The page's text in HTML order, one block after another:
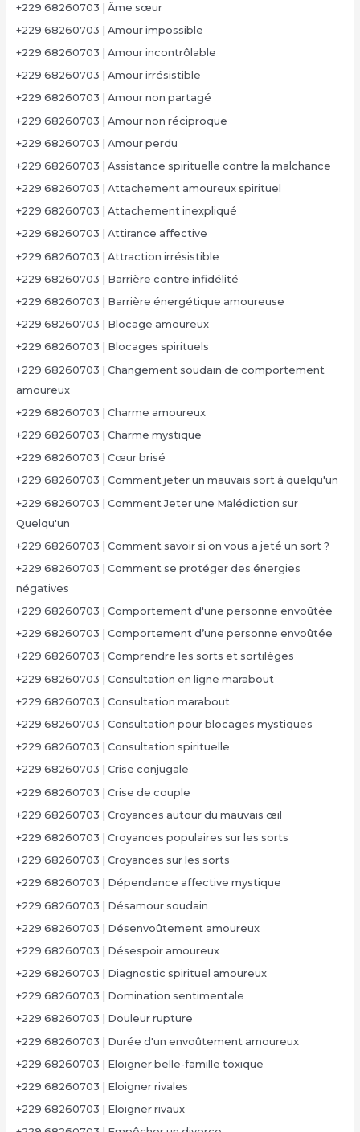
+229 68260703 | Âme sœur
+229 68260703 | Amour impossible
+229 68260703 | Amour incontrôlable
+229 68260703 | Amour irrésistible
+229 68260703 | Amour non partagé
+229 68260703 | Amour non réciproque
+229 68260703 | Amour perdu
+229 68260703 | Assistance spirituelle contre la malchance
+229 68260703 | Attachement amoureux spirituel
+229 68260703 | Attachement inexpliqué
+229 68260703 | Attirance affective
+229 68260703 | Attraction irrésistible
+229 68260703 | Barrière contre infidélité
+229 68260703 | Barrière énergétique amoureuse
+229 68260703 | Blocage amoureux
+229 68260703 | Blocages spirituels
+229 68260703 | Changement soudain de comportement
amoureux
+229 68260703 | Charme amoureux
+229 68260703 | Charme mystique
+229 68260703 | Cœur brisé
+229 68260703 | Comment jeter un mauvais sort à quelqu'un
+229 68260703 | Comment Jeter une Malédiction sur
Quelqu'un
+229 68260703 | Comment savoir si on vous a jeté un sort ?
+229 68260703 | Comment se protéger des énergies
négatives
+229 68260703 | Comportement d'une personne envoûtée
+229 68260703 | Comportement d’une personne envoûtée
+229 68260703 | Comprendre les sorts et sortilèges
+229 68260703 | Consultation en ligne marabout
+229 68260703 | Consultation marabout
+229 68260703 | Consultation pour blocages mystiques
+229 68260703 | Consultation spirituelle
+229 68260703 | Crise conjugale
+229 68260703 | Crise de couple
+229 68260703 | Croyances autour du mauvais œil
+229 68260703 | Croyances populaires sur les sorts
+229 68260703 | Croyances sur les sorts
+229 68260703 | Dépendance affective mystique
+229 68260703 | Désamour soudain
+229 68260703 | Désenvoûtement amoureux
+229 68260703 | Désespoir amoureux
+229 68260703 | Diagnostic spirituel amoureux
+229 68260703 | Domination sentimentale
+229 68260703 | Douleur rupture
+229 68260703 | Durée d'un envoûtement amoureux
+229 68260703 | Eloigner belle-famille toxique
+229 68260703 | Eloigner rivales
+229 68260703 | Eloigner rivaux